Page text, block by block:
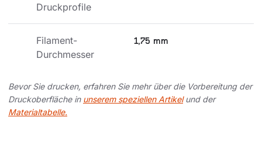
Druckprofile
Filament-
Durchmesser
1,75 mm
Bevor Sie drucken, erfahren Sie mehr über die Vorbereitung der
Druckoberfläche in unserem speziellen Artikelund der
Materialtabelle.